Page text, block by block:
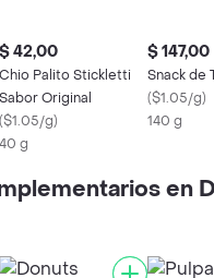
$ 42,00
Chio Palito Stickletti
Sabor Original
($1.05/g)
40 g
$ 147,00
Snack de
($1.05/g)
140 g
en